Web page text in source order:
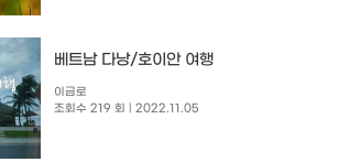
베트남 다낭/호이안 여행
이금로
조회수 219 회
| 2022.11.05